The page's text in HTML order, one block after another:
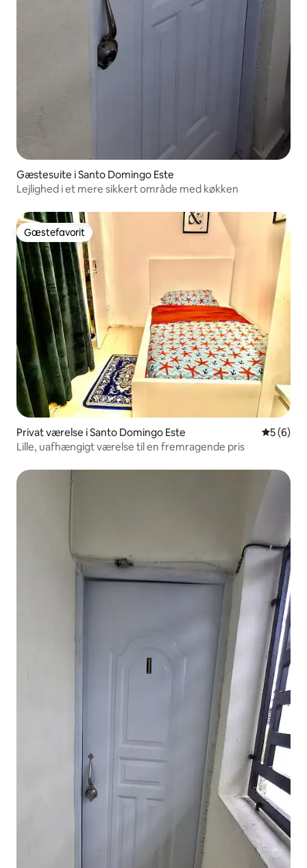
Gæstesuite i Santo Domingo Este
Lejlighed i et mere sikkert område med køkken
Gæstefavorit
Gæstefavorit
Privat værelse i Santo Domingo Este 5 ud af 5
5 (6)
Lille, uafhængigt værelse til en fremragende pris